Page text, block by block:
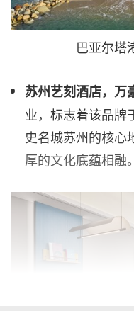
巴亚尔塔
苏州艺刻酒店，万
业，标志着该品牌
史名城苏州的核心
厚的文化底蕴相融。